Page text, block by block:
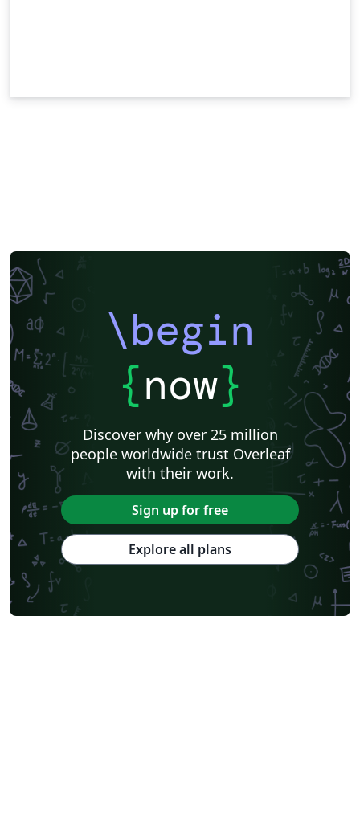
\begin
{now}
Discover why over 25 million
people worldwide trust Overleaf
with their work.
Sign up for free
Explore all plans